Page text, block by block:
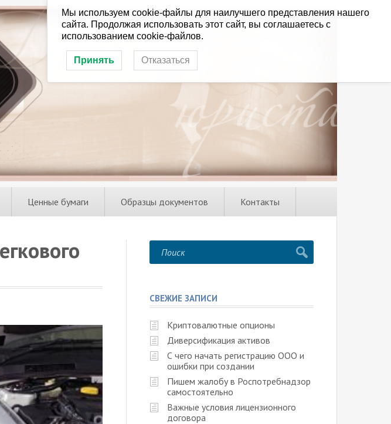
Ценные бумаги Образцы документов Контакты
СВЕЖИЕ ЗАПИСИ
Криптовалютные опционы
Диверсификация активов
С чего начать регистрацию ООО и
ошибки при создании
Пишем жалобу в Роспотребнадзор
самостоятельно
Важные условия лицензионного
договора
Мы используем cookie-файлы для наилучшего представления нашего
сайта. Продолжая использовать этот сайт, вы соглашаетесь с
использованием cookie-файлов.
Принять Отказаться